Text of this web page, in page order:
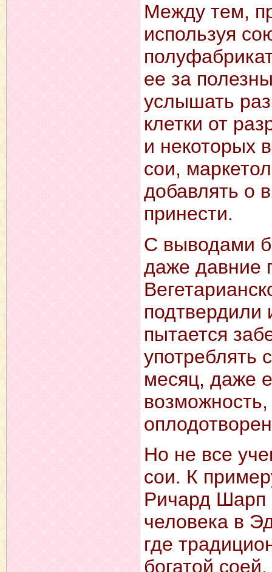
Между тем,
используя
ее за
услышать
клетки от
и некоторых
сои,
добавлять о
принести.
С выводами
даже давние
подтвердили
пытается
употреблять
месяц, даже
Но не все
сои. К
Ричард Шарп
человека в
где
богатой